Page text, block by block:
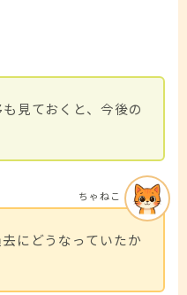
見ておくと、今後の
にどうなっていたか
ちゃねこ